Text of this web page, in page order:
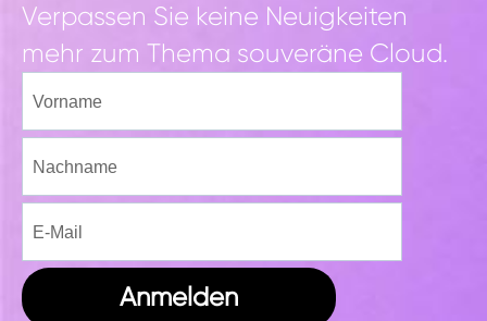
Verpassen Sie keine Neuigkeiten
mehr zum Thema souveräne Cloud.
Anmelden